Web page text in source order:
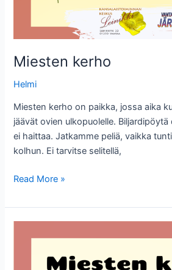
Miesten kerho
Helmi
Miesten kerho on paikka, jossa aika
jäävät ovien ulkopuolelle.
ei haittaa. Jatkamme peliä, vaikka
kolhun. Ei tarvitse selitellä,
Miesten
Read More »